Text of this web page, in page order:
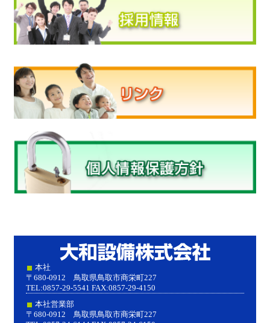
本社
〒680-0912 鳥取県鳥取市商栄町227
TEL:0857-29-5541 FAX:0857-29-4150
本社営業部
〒680-0912 鳥取県鳥取市商栄町227